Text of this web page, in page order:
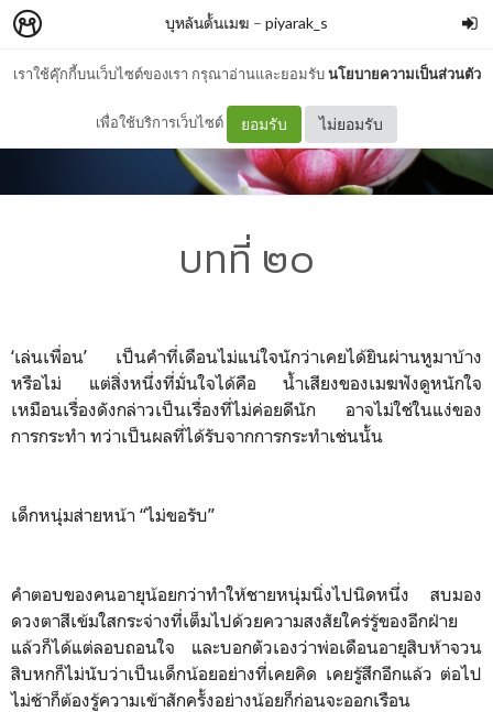
เราใช้คุ๊กกี้บนเว็บไซต์ของเรา กรุณาอ่านและยอมรับนโยบายความเป็นส่วนตัว
เพื่อใช้บริการเว็บไซต์ ยอมรับ ไม่ยอมรับ
บุหลันดั้นเมฆ – piyarak_s
บทที่ ๒๐
‘เล่นเพื่อน’ เป็นคำที่เดือนไม่แน่ใจนักว่าเคยได้ยินผ่านหูมาบ้าง
หรือไม่ แต่สิ่งหนึ่งที่มั่นใจได้คือ น้ำเสียงของเมฆฟังดูหนักใจ
เหมือนเรื่องดังกล่าวเป็นเรื่องที่ไม่ค่อยดีนัก อาจไม่ใช่ในแง่ของ
การกระทำ ทว่าเป็นผลที่ได้รับจากการกระทำเช่นนั้น
เด็กหนุ่มส่ายหน้า “ไม่ขอรับ”
คำตอบของคนอายุน้อยกว่าทำให้ชายหนุ่มนิ่งไปนิดหนึ่ง สบมอง
ดวงตาสีเข้มใสกระจ่างที่เต็มไปด้วยความสงสัยใคร่รู้ของอีกฝ่าย
แล้วก็ได้แต่ลอบถอนใจ และบอกตัวเองว่าพ่อเดือนอายุสิบห้าจวน
สิบหกก็ไม่นับว่าเป็นเด็กน้อยอย่างที่เคยคิด เคยรู้สึกอีกแล้ว ต่อไป
ไม่ช้าก็ต้องรู้ความเข้าสักครั้งอย่างน้อยก็ก่อนจะออกเรือน